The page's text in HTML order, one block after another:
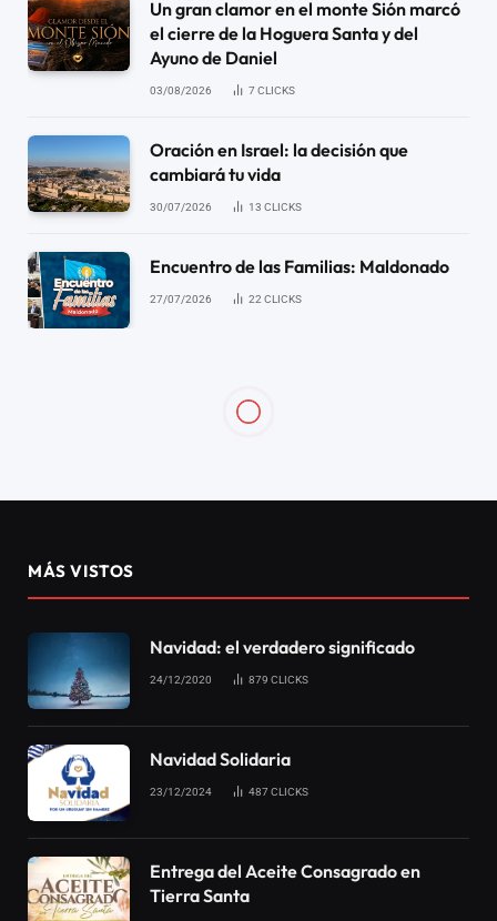
Un gran clamor en el monte Sión marcó
el cierre de la Hoguera Santa y del
Ayuno de Daniel
03/08/2026 7 CLICKS
Oración en Israel: la decisión que
cambiará tu vida
30/07/2026 13 CLICKS
Encuentro de las Familias: Maldonado
27/07/2026 22 CLICKS
Vea como surgió el término
16/03/2017 0 4 3 MINS DE LECTURA